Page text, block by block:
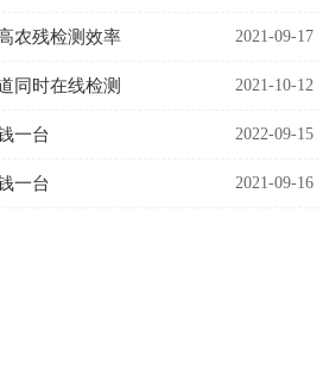
农残检测效率 2021-09-17
同时在线检测 2021-10-12
一台 2022-09-15
一台 2021-09-16